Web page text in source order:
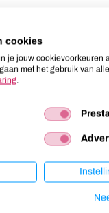
niet aanwezig
niet aanwezig
niet aanwezig
niet aanwezig
niet aanwezig
cookies
je jouw cookievoorkeuren
met het gebruik van
.